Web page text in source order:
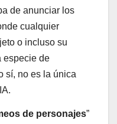
de anunciar los
cualquier
o incluso su
especie de
sí, no es la única
de personajes”